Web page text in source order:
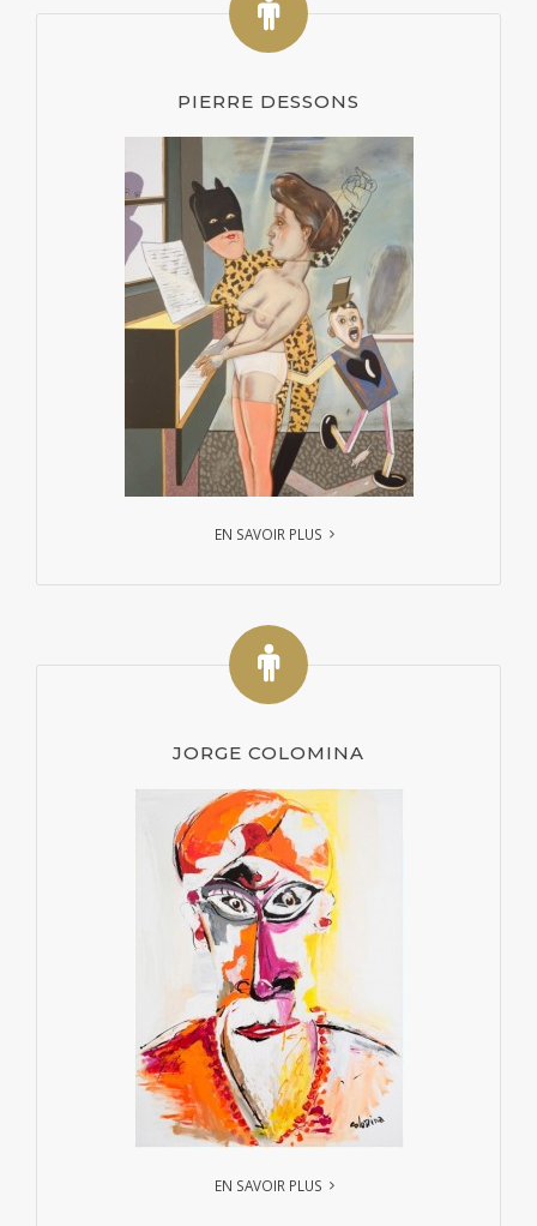
PIERRE DESSONS
EN SAVOIR PLUS
JORGE COLOMINA
EN SAVOIR PLUS